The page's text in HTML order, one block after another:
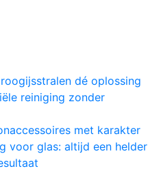
dé oplossing
reiniging zonder
met karakter
voor glas: altijd een helder